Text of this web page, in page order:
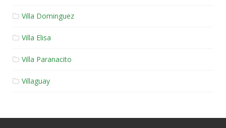
Villa Dominguez
Villa Elisa
Villa Paranacito
Villaguay